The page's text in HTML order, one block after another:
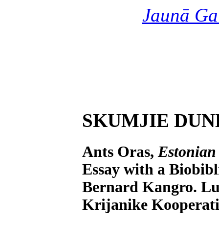
Jaunā
SKUMJIE
Ants Oras,
Essay with a
Bernard Kangro.
Krijanike